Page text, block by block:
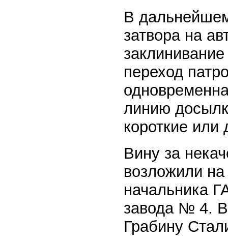
В
затвора на
переход
линию
короткие
Вину за
возложили
начальника
завода № 4.
Грабину